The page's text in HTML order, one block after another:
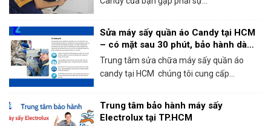
Sửa máy sấy quần áo Candy tại HCM
– có mặt sau 30 phút, bảo hành dài
hạn!
Trung tâm sửa chữa máy sấy quần áo
candy tại HCM chúng tôi cung cấp...
Trung tâm bảo hành máy sấy
Electrolux tại TP.HCM